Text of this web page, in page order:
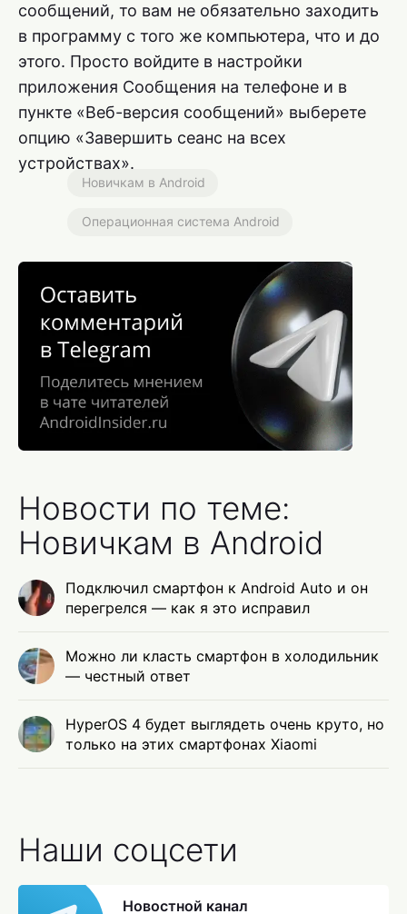
сообщений, то вам не обязательно заходить
в программу с того же компьютера, что и до
этого. Просто войдите в настройки
приложения Сообщения на телефоне и в
пункте «Веб-версия сообщений» выберете
опцию «Завершить сеанс на всех
устройствах».
Новичкам в Android
Операционная система Android
Новости по теме:
Новичкам в Android
Подключил смартфон к Android Auto и он
перегрелся — как я это исправил
Можно ли класть смартфон в холодильник
— честный ответ
HyperOS 4 будет выглядеть очень круто, но
только на этих смартфонах Xiaomi
Наши соцсети
Новостной канал